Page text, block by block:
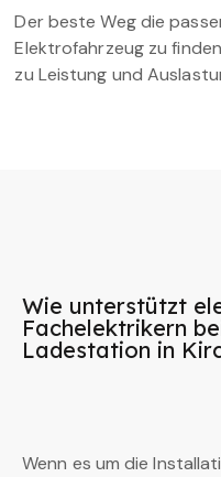
Der beste Weg die
Elektrofahrzeug zu
zu Leistung und
Wie unterstützt
Fachelektrikern
Ladestation in
Wenn es um die